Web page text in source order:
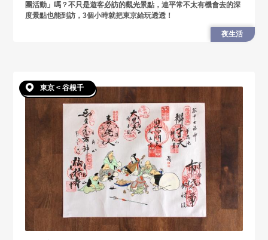
團活動」嗎？不只是遊客必訪的觀光景點，連平常不太有機會去的深
度景點也能到訪，3個小時就把東京給玩透透！
夜生活
東京 < 谷根千